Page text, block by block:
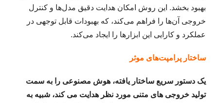
بهبود بخشد. این روش امکان هدایت دقیق مدل‌ها و کنترل
خروجی آن‌ها را فراهم می‌کند، که بهبودات قابل توجهی در
عملکرد و کارایی این ابزارها را ایجاد می‌کند.
ساختار پرامپت‌های موثر
یک دستور سریع ساختار یافته، هوش مصنوعی را به سمت
تولید خروجی های متنی مورد نظر هدایت می کند، شبیه به